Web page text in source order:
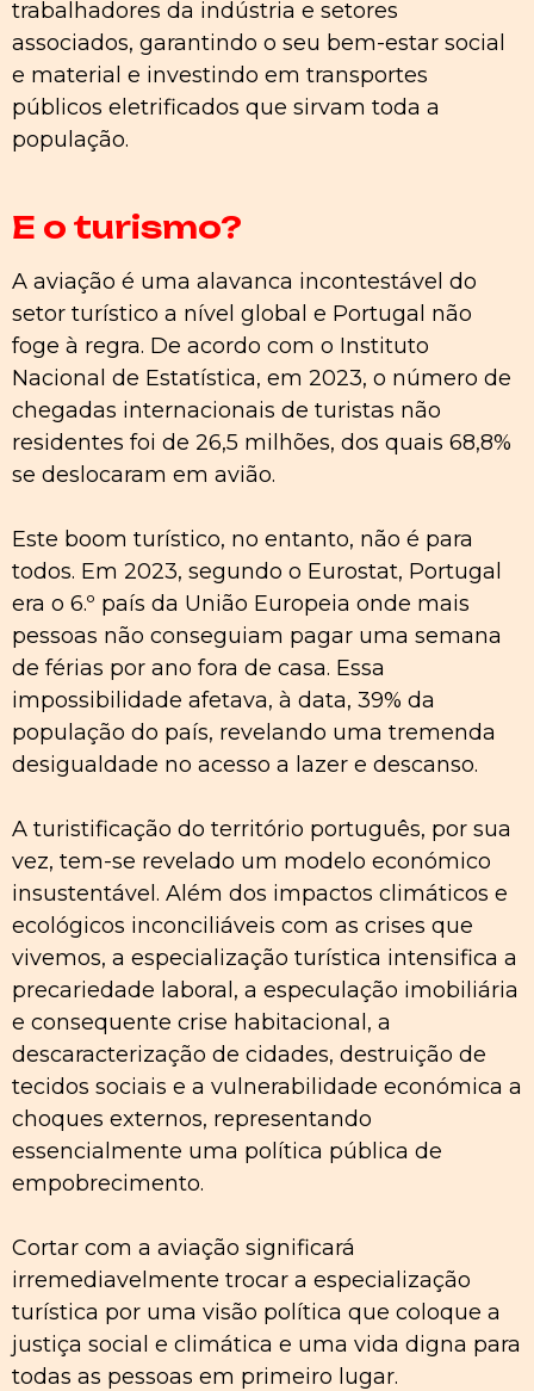
trabalhadores da indústria e setores
associados, garantindo o seu bem-estar social
e material e investindo em transportes
públicos eletrificados que sirvam toda a
população.
E o turismo?
A aviação é uma alavanca incontestável do
setor turístico a nível global e Portugal não
foge à regra. De acordo com o Instituto
Nacional de Estatística, em 2023, o número de
chegadas internacionais de turistas não
residentes foi de 26,5 milhões, dos quais 68,8%
se deslocaram em avião.
Este boom turístico, no entanto, não é para
todos. Em 2023, segundo o Eurostat, Portugal
era o 6.º país da União Europeia onde mais
pessoas não conseguiam pagar uma semana
de férias por ano fora de casa. Essa
impossibilidade afetava, à data, 39% da
população do país, revelando uma tremenda
desigualdade no acesso a lazer e descanso.
A turistificação do território português, por sua
vez, tem-se revelado um modelo económico
insustentável. Além dos impactos climáticos e
ecológicos inconciliáveis com as crises que
vivemos, a especialização turística intensifica a
precariedade laboral, a especulação imobiliária
e consequente crise habitacional, a
descaracterização de cidades, destruição de
tecidos sociais e a vulnerabilidade económica a
choques externos, representando
essencialmente uma política pública de
empobrecimento.
Cortar com a aviação significará
irremediavelmente trocar a especialização
turística por uma visão política que coloque a
justiça social e climática e uma vida digna para
todas as pessoas em primeiro lugar.